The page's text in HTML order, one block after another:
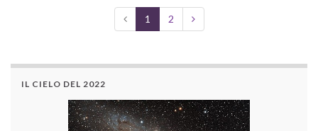
1 2
IL CIELO DEL 2022